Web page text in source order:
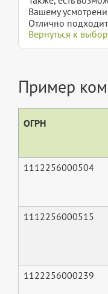
Вашему
Отлично
Вернуться к
Пример
ОГРН
1112256000504
1112256000515
1122256000239